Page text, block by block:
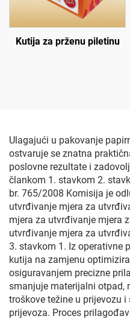
Kutija za prženu piletinu
Ulagajući u pakovanje
ostvaruje se znatna
poslovne rezultate i
člankom 1. stavkom 2.
br. 765/2008 Komisija je
utvrđivanje mjera za
mjera za utvrđivanje mjera
utvrđivanje mjera za
3. stavkom 1. Iz operativne
kutija na zamjenu
osiguravanjem precizne
smanjuje materijalni otpad,
troškove težine u prijevozu
prijevoza. Proces